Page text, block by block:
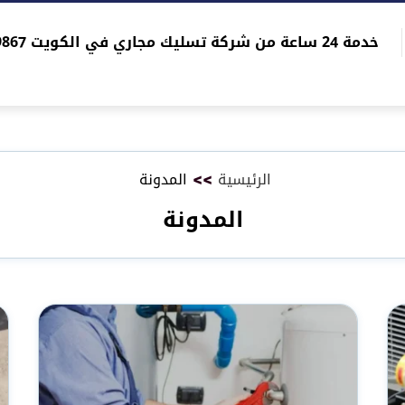
خدمة 24 ساعة من شركة تسليك مجاري في الكويت 96565059867
الرئيسية >> المدونة
المدونة